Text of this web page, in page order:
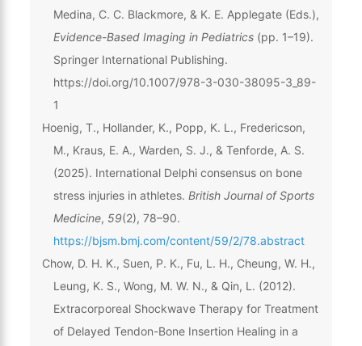
Medina, C. C. Blackmore, & K. E. Applegate (Eds.),
Evidence-Based Imaging in Pediatrics(pp. 1–19).
Springer International Publishing.
https://doi.org/10.1007/978-3-030-38095-3_89-
1
Hoenig, T., Hollander, K., Popp, K. L., Fredericson,
M., Kraus, E. A., Warden, S. J., & Tenforde, A. S.
(2025). International Delphi consensus on bone
stress injuries in athletes. British Journal of Sports
Medicine, 59(2), 78–90.
https://bjsm.bmj.com/content/59/2/78.abstract
Chow, D. H. K., Suen, P. K., Fu, L. H., Cheung, W. H.,
Leung, K. S., Wong, M. W. N., & Qin, L. (2012).
Extracorporeal Shockwave Therapy for Treatment
of Delayed Tendon-Bone Insertion Healing in a